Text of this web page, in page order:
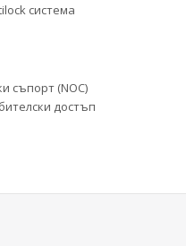
система
съпорт (NOC)
достъп